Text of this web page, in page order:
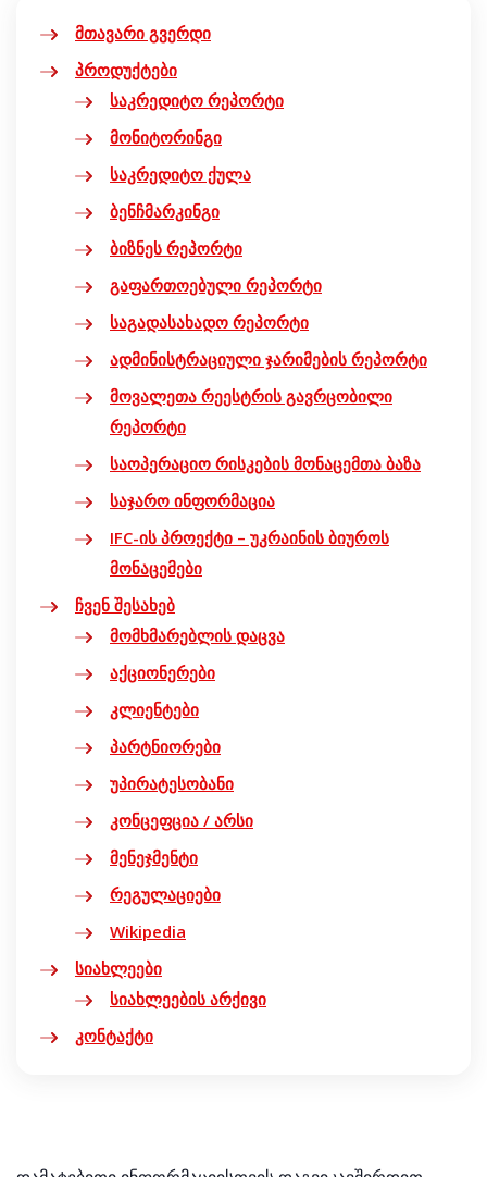
მთავარი გვერდი
პროდუქტები
საკრედიტო რეპორტი
მონიტორინგი
საკრედიტო ქულა
ბენჩმარკინგი
ბიზნეს რეპორტი
გაფართოებული რეპორტი
საგადასახადო რეპორტი
ადმინისტრაციული ჯარიმების რეპორტი
მოვალეთა რეესტრის გავრცობილი
რეპორტი
საოპერაციო რისკების მონაცემთა ბაზა
საჯარო ინფორმაცია
IFC-ის პროექტი – უკრაინის ბიუროს
მონაცემები
ჩვენ შესახებ
მომხმარებლის დაცვა
აქციონერები
კლიენტები
პარტნიორები
უპირატესობანი
კონცეფცია / არსი
მენეჯმენტი
რეგულაციები
Wikipedia
სიახლეები
სიახლეების არქივი
კონტაქტი